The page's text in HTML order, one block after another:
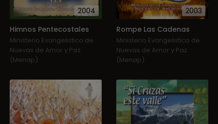
2004
Himnos Pentecostales
Ministerio Evangelistico de
Nuevas de Amor y Paz
(Menap)
2003
Rompe Las Cadenas
Ministerio Evangelistico de
Nuevas de Amor y Paz
(Menap)